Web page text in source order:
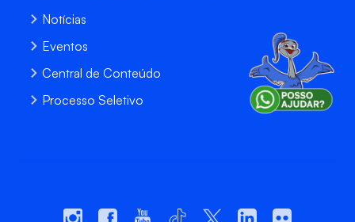
Notícias
Eventos
Central de Conteúdo
Processo Seletivo